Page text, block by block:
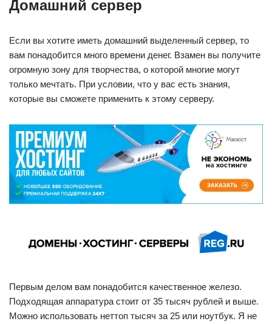
Домашний сервер
Если вы хотите иметь домашний выделенный сервер, то
вам понадобится много времени денег. Взамен вы получите
огромную зону для творчества, о которой многие могут
только мечтать. При условии, что у вас есть знания,
которые вы сможете применить к этому серверу.
Первым делом вам понадобится качественное железо.
Подходящая аппаратура стоит от 35 тысяч рублей и выше.
Можно использовать неттоп тысяч за 25 или ноутбук. Я не